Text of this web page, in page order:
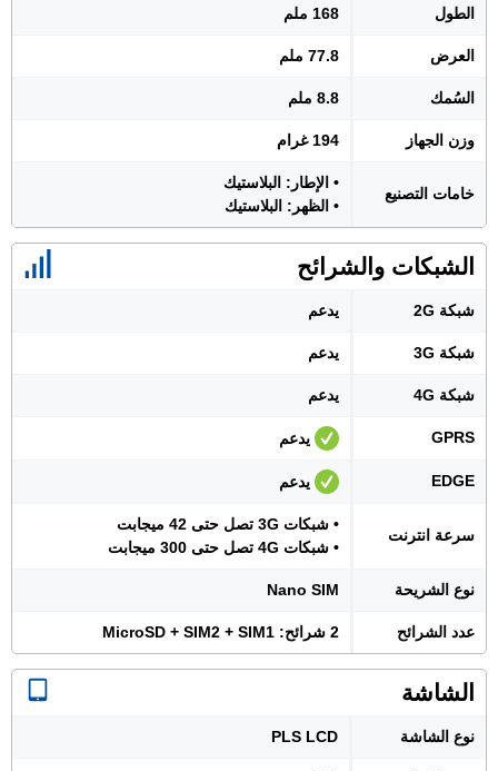
الطول 168 ملم
العرض 77.8 ملم
السُمك 8.8 ملم
وزن الجهاز 194 غرام
خامات التصنيع
• الإطار: البلاستيك
• الظهر: البلاستيك
الشبكات والشرائح
شبكة 2G يدعم
شبكة 3G يدعم
شبكة 4G يدعم
GPRS يدعم
EDGE يدعم
سرعة انترنت
• شبكات 3G تصل حتى 42 ميجابت
• شبكات 4G تصل حتى 300 ميجابت
نوع الشريحة Nano SIM
عدد الشرائح 2 شرائح: MicroSD + SIM2 + SIM1
الشاشة
نوع الشاشة PLS LCD